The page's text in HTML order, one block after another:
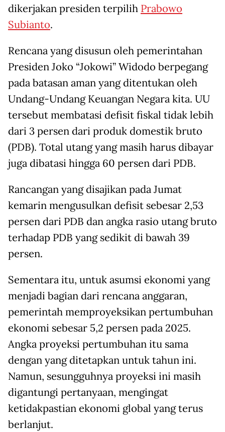
dikerjakan presiden terpilih Prabowo
Subianto.
Rencana yang disusun oleh pemerintahan
Presiden Joko “Jokowi” Widodo berpegang
pada batasan aman yang ditentukan oleh
Undang-Undang Keuangan Negara kita. UU
tersebut membatasi defisit fiskal tidak lebih
dari 3 persen dari produk domestik bruto
(PDB). Total utang yang masih harus dibayar
juga dibatasi hingga 60 persen dari PDB.
Rancangan yang disajikan pada Jumat
kemarin mengusulkan defisit sebesar 2,53
persen dari PDB dan angka rasio utang bruto
terhadap PDB yang sedikit di bawah 39
persen.
Sementara itu, untuk asumsi ekonomi yang
menjadi bagian dari rencana anggaran,
pemerintah memproyeksikan pertumbuhan
ekonomi sebesar 5,2 persen pada 2025.
Angka proyeksi pertumbuhan itu sama
dengan yang ditetapkan untuk tahun ini.
Namun, sesungguhnya proyeksi ini masih
digantungi pertanyaan, mengingat
ketidakpastian ekonomi global yang terus
berlanjut.